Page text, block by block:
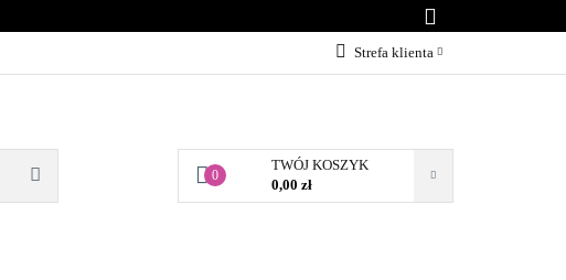
Strefa klienta
Dodaj zgłoszenie
Zgody cookies
0
TWÓJ KOSZYK
0,00 zł